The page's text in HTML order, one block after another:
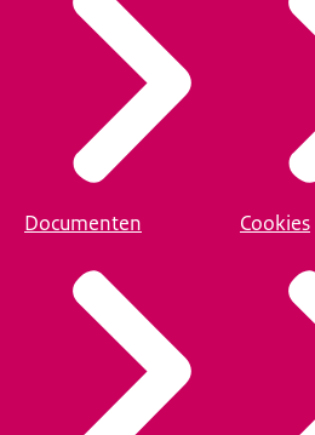
Documenten Cookies